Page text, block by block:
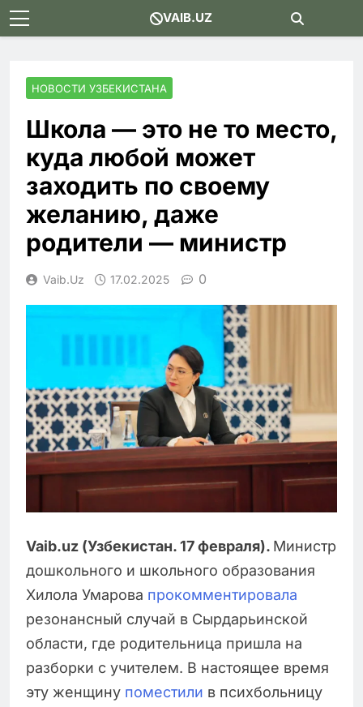
Skip
to
VAIB.UZ
НОВОСТИ УЗБЕКИСТАНА
Школа — это не то место,
куда любой может
заходить по своему
желанию, даже
родители — министр
Vaib.uz 17.02.2025 0
Vaib.uz (Узбекистан. 17 февраля). Министр
дошкольного и школьного образования
Хилола Умарова прокомментировала
резонансный случай в Сырдарьинской
области, где родительница пришла на
разборки с учителем. В настоящее время
эту женщину поместили в психбольницу